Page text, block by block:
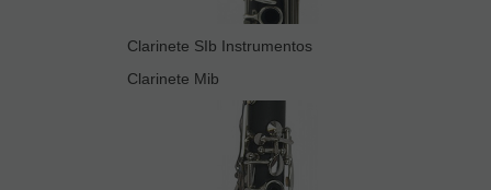
Clarinete SIb Instrumentos
Clarinete Mib